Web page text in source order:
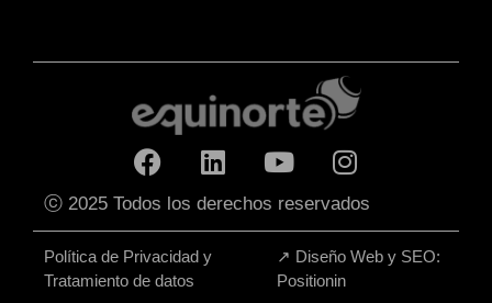
ⓒ 2025 Todos los derechos reservados
Política de Privacidad y
Tratamiento de datos
↗ Diseño Web y SEO:
Positionin